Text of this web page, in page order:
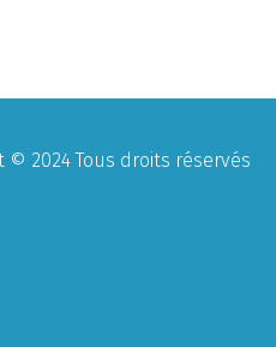
© 2024 Tous droits réservés